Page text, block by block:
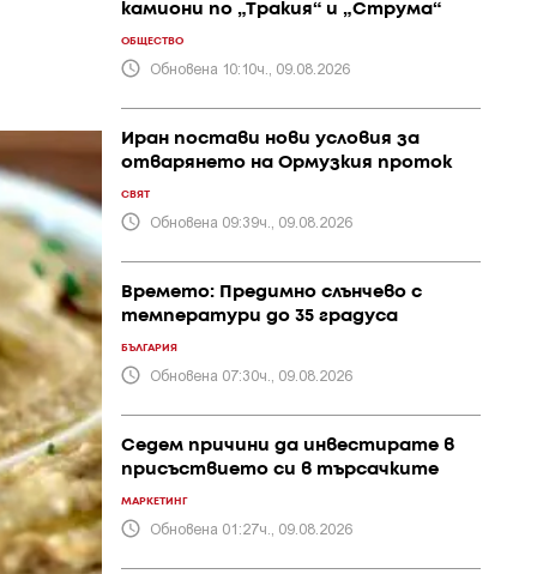
камиони по „Тракия“ и „Струма“
ОБЩЕСТВО
Обновена 10:10ч., 09.08.2026
Иран постави нови условия за
отварянето на Ормузкия проток
СВЯТ
Обновена 09:39ч., 09.08.2026
Времето: Предимно слънчево с
температури до 35 градуса
БЪЛГАРИЯ
Обновена 07:30ч., 09.08.2026
Седем причини да инвестирате в
присъствието си в търсачките
МАРКЕТИНГ
Обновена 01:27ч., 09.08.2026